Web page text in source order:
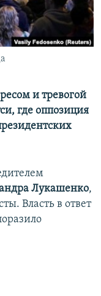
и тревогой
где оппозиция
Лукашенко,
Власть в ответ